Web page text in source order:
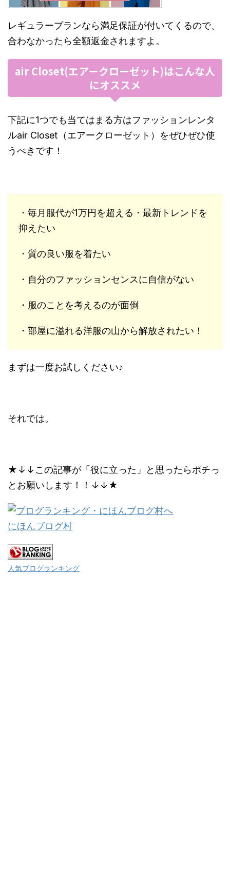
レギュラープランなら満足保証が付いてくるので、
合わなかったら全額返金されますよ。
air Closet(エアークローゼット)はこんな人
にオススメ
下記に1つでも当てはまる方はファッションレンタ
ルair Closet（エアークローゼット）をぜひぜひ使
うべきです！
・毎月服代が1万円を超える・最新トレンドを
抑えたい
・質の良い服を着たい
・自分のファッションセンスに自信がない
・服のことを考えるのが面倒
・部屋に溢れる洋服の山から解放されたい！
まずは一度お試しください♪
それでは。
★↓↓この記事が「役に立った」と思ったらポチっ
とお願いします！！↓↓★
にほんブログ村
人気ブログランキング